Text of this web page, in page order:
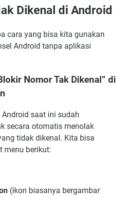
Dikenal di Android
cara yang bisa kita gunakan
Android tanpa aplikasi
Nomor Tak Dikenal” di
saat ini sudah
secara otomatis menolak
tidak dikenal. Kita bisa
menu berikut:
(ikon biasanya bergambar